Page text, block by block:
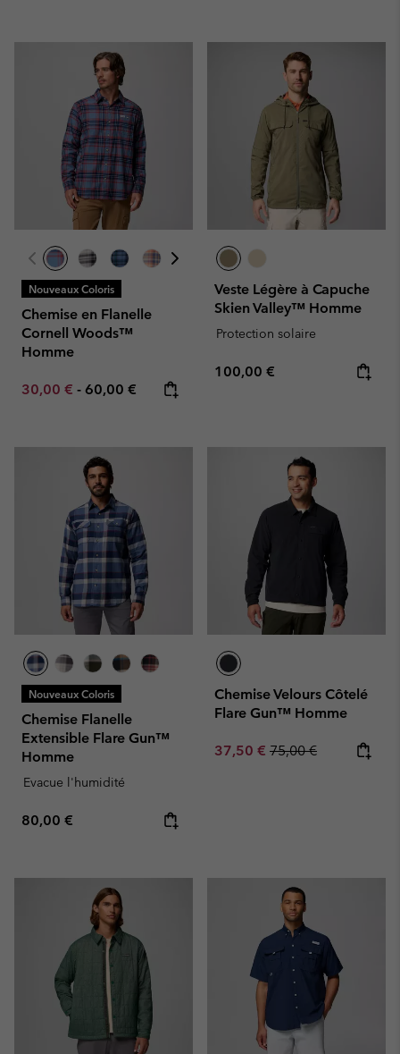
Nouveaux Coloris
Chemise en Flanelle
Cornell Woods™
Homme
Minimum sale price:
30,00 € - Maximum price:
60,00 €
Veste Légère à Capuche
Skien Valley™ Homme
Protection solaire
Regular price:
100,00 €
Nouveaux Coloris
Chemise Flanelle
Extensible Flare Gun™
Homme
Evacue l'humidité
Regular price:
80,00 €
Chemise Velours Côtelé
Flare Gun™ Homme
Sale price:
37,50 € Regular price:
75,00 €